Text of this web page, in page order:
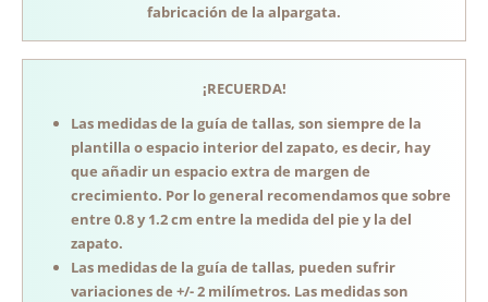
fabricación de la alpargata.
¡RECUERDA!
Las medidas de la guía de tallas, son siempre de la
plantilla o espacio interior del zapato, es decir, hay
que añadir un espacio extra de margen de
crecimiento. Por lo general recomendamos que sobre
entre 0.8 y 1.2 cm entre la medida del pie y la del
zapato.
Las medidas de la guía de tallas, pueden sufrir
variaciones de +/- 2 milímetros. Las medidas son